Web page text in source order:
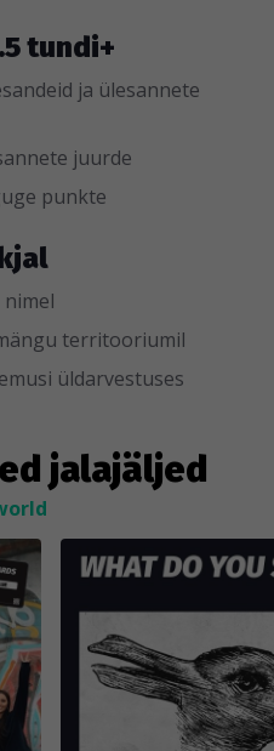
tundi+
ja ülesannete
juurde
punkte
territooriumil
üldarvestuses
jalajäljed